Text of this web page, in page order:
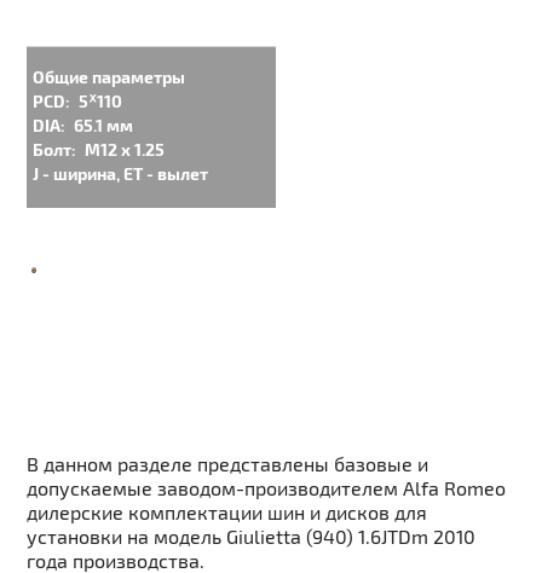
Общие параметры
PCD: 5ᕁ110
DIA: 65.1 мм
Болт: M12 x 1.25
J - ширина, ET - вылет
В данном разделе представлены базовые и
допускаемые заводом-производителем Alfa Romeo
дилерские комплектации шин и дисков для
установки на модель Giulietta (940) 1.6JTDm 2010
года производства.